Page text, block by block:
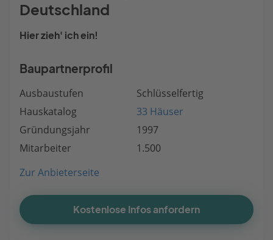
Deutschland
Hier zieh' ich ein!
Baupartnerprofil
Ausbaustufen
Schlüsselfertig
Hauskatalog
33 Häuser
Gründungsjahr
1997
Mitarbeiter
1.500
Zur Anbieterseite
Kostenlose Infos anfordern